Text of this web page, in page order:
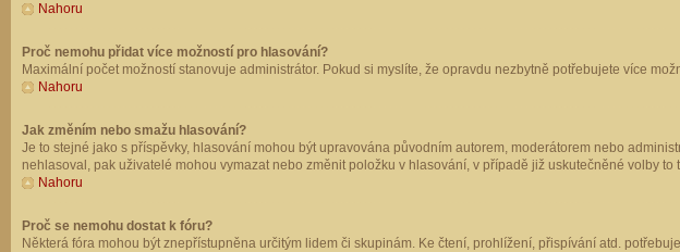
Nahoru
Proč nemohu přidat více možností pro hlasování?
Maximální počet možností stanovuje administrátor. Pokud si myslíte, že opravdu nezbytně potřebujete více
Nahoru
Jak změním nebo smažu hlasování?
Je to stejné jako s příspěvky, hlasování mohou být upravována původním autorem, moderátorem nebo
nehlasoval, pak uživatelé mohou vymazat nebo změnit položku v hlasování, v případě již uskutečněné volby
Nahoru
Proč se nemohu dostat k fóru?
Některá fóra mohou být znepřístupněna určitým lidem či skupinám. Ke čtení, prohlížení, přispívání atd.